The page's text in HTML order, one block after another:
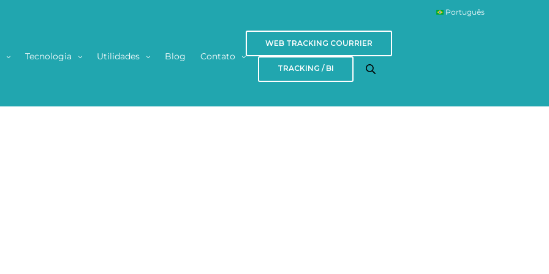
Português
Tecnologia Utilidades Blog Contato
WEB TRACKING COURRIER
TRACKING / BI